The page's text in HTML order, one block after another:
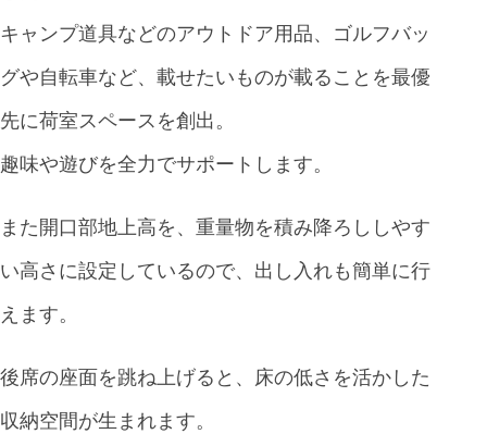
キャンプ道具などのアウトドア用品、ゴルフバッ
グや自転車など、載せたいものが載ることを最優
先に荷室スペースを創出。
趣味や遊びを全力でサポートします。
また開口部地上高を、重量物を積み降ろししやす
い高さに設定しているので、出し入れも簡単に行
えます。
後席の座面を跳ね上げると、床の低さを活かした
収納空間が生まれます。